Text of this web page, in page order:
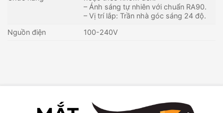
– Ánh sáng tự nhiên với chuẩn RA90.
– Vị trí lắp: Trần nhà góc sáng 24 độ.
Nguồn điện
100-240V